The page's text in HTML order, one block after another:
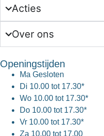
Acties
Over ons
Openingstijden
Ma Gesloten
Di 10.00 tot 17.30*
Wo 10.00 tot 17.30*
Do 10.00 tot 17.30*
Vr 10.00 tot 17.30*
Za 10.00 tot 17.00